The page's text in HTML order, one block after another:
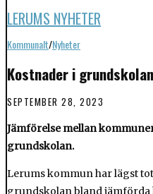
LERUMS NYHETER
Kommunalt/Nyheter
Kostnader i
SEPTEMBER 28, 2023
Jämförelse mellan
grundskolan.
Lerums kommun har lägst
grundskolan bland jämförda